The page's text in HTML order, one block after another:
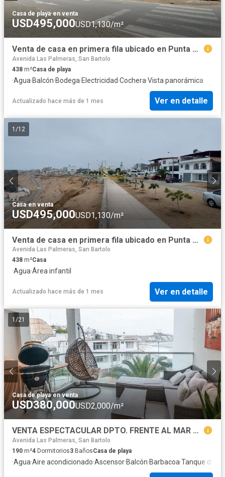
Casa de playa·en venta
USD495,000USD1,130/m²
Venta de casa en primera fila ubicado en Punta Hermosa – Playa El Silencio
Avenida Las Palmeras, San Bartolo
438 m²Casa de playa
·Agua·Balcón·Bodega·Electricidad·Cochera·Vista panorámica
Actualizado hace más de 1 mes Ver en detalle
1 /12
Casa·en venta
USD495,000USD1,130/m²
Venta de casa en primera fila ubicado en Punta Hermosa – Playa El Silencio
Avenida Las Palmeras, San Bartolo
438 m²Casa
·Agua·Área infantil
Actualizado hace más de 1 mes Ver en detalle
1 /21
Casa de playa·en venta
USD380,000USD2,000/m²
VENTA ESPECTACULAR DPTO. FRENTE AL MAR DE 4 DORMITORIOS, TERRAZA, 2 ESTACIONAMIENTOS - PUNTA HERMOSA
Avenida Las Palmeras, San Bartolo
190 m²4 Dormitorios3 BañosCasa de playa
·Agua·Aire acondicionado·Ascensor·Balcón·Barbacoa·Tanque de